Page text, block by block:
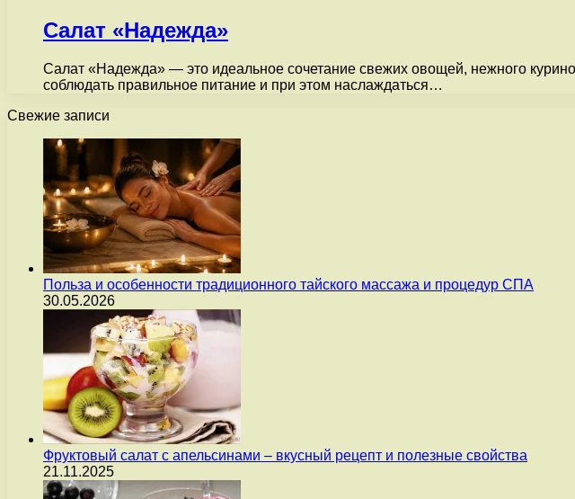
Салат «Надежда»
Салат «Надежда» — это идеальное сочетание свежих овощей, нежного
соблюдать правильное питание и при этом наслаждаться…
Свежие записи
Польза и особенности традиционного тайского массажа и процедур СПА
30.05.2026
Фруктовый салат с апельсинами – вкусный рецепт и полезные свойства
21.11.2025